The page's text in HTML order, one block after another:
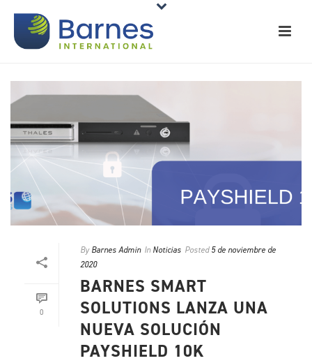
0
By Barnes Admin In Noticias Posted 5 de noviembre de
2020
BARNES SMART
SOLUTIONS LANZA UNA
NUEVA SOLUCIÓN
PAYSHIELD 10K